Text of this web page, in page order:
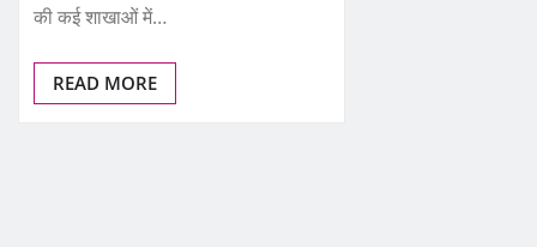
की कई शाखाओं में…
READ MORE